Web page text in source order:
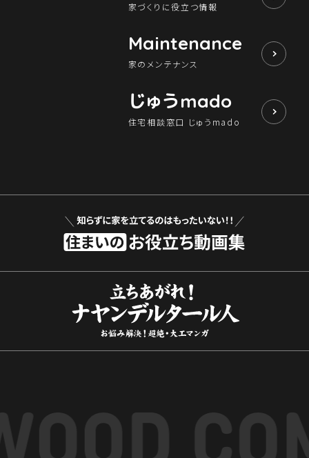
家づくりに役立つ情報
Maintenance
家のメンテナンス
じゅうmado
住宅相談窓口 じゅうmado